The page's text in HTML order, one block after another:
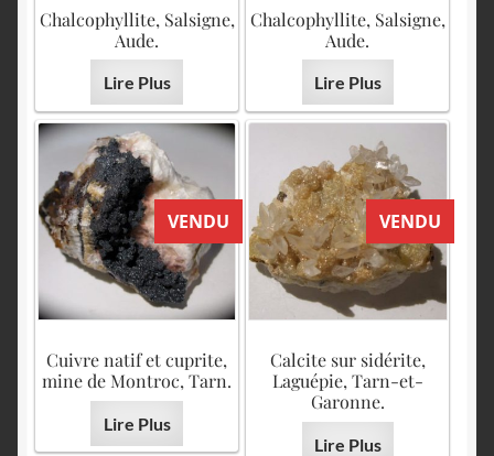
Chalcophyllite, Salsigne,
Aude.
Lire Plus
Chalcophyllite, Salsigne,
Aude.
Lire Plus
VENDU
Cuivre natif et cuprite,
mine de Montroc, Tarn.
Lire Plus
VENDU
Calcite sur sidérite,
Laguépie, Tarn-et-
Garonne.
Lire Plus